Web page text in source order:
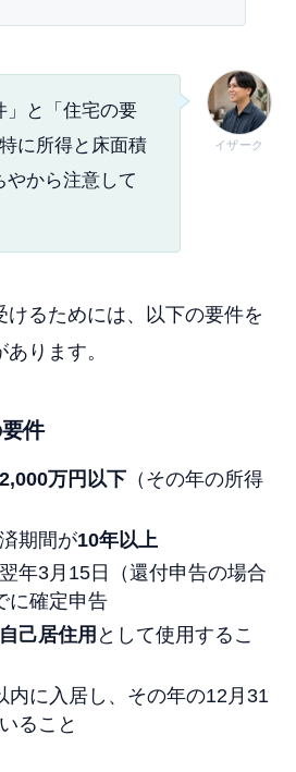
イザーク
」と「住宅の要
に所得と床面積
やから注意して
けるためには、以下の要件を
ります。
件
万円以下 （その年の所得
期間が10年以上
年3月15日（還付申告の場合
に確定申告
自己居住用 として使用するこ
内に入居し、その年の12月31
ること